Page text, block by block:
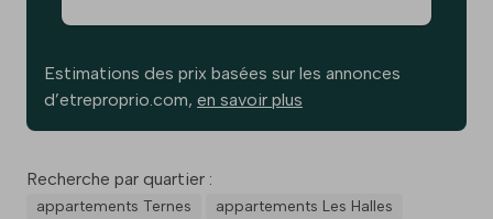
Estimations des prix basées sur les annonces
d’etreproprio.com, en savoir plus
Recherche par quartier :
appartements Ternes appartements Les Halles